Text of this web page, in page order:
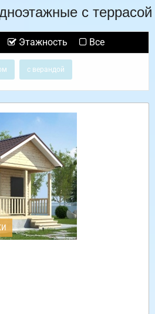
с террасой
Этажность Все
с верандой